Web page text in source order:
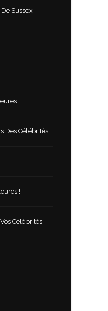
Sussex
!
Des Célébrités
!
Célébrités